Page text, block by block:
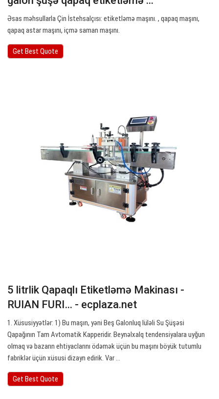
Əsas məhsullarla Çin İstehsalçısı: etiketləmə maşını. , qapaq maşını,
qapaq astar maşını, içmə saman maşını.
Get Best Quote
5 litrlik Qapaqlı Etiketləmə Makinası -
RUIAN FURI… - ecplaza.net
1. Xüsusiyyətlər: 1) Bu maşın, yəni Beş Galonluq lüləli Su Şüşəsi
Qapağının Tam Avtomatik Kapperidir. Beynəlxalq tendensiyalara uyğun
olmaq və bazarın ehtiyaclarını ödəmək üçün bu maşını böyük tutumlu
fabriklər üçün xüsusi dizayn edirik. Var ...
Get Best Quote